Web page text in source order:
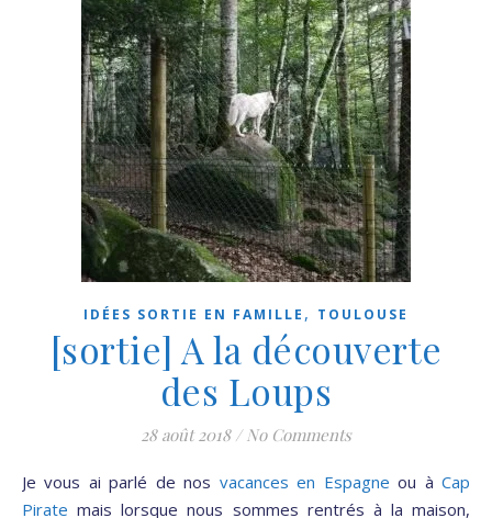
IDÉES SORTIE EN FAMILLE , TOULOUSE
[sortie] A la découverte
des Loups
28 août 2018 / No Comments
Je vous ai parlé de nos vacances en Espagne ou àCap
Pirate mais lorsque nous sommes rentrés à la maison,